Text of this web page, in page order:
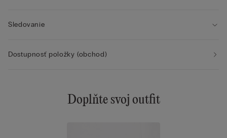
Sledovanie
Dostupnosť položky (obchod)
Doplňte svoj outfit